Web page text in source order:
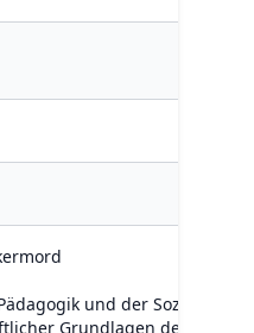
und der Soziologie,
Grundlagen der